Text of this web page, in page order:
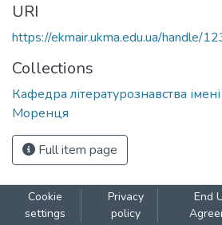
URI
https://ekmair.ukma.edu.ua/handle/
Collections
Кафедра літературознавства
Моренця
Full item page
Cookie
settings
Privacy
policy
End